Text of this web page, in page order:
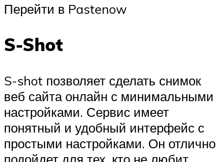
Перейти в Pastenow
S-Shot
S-shot позволяет сделать снимок
веб сайта онлайн с минимальными
настройками. Сервис имеет
понятный и удобный интерфейс с
простыми настройками. Он отлично